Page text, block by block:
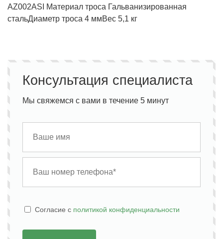
AZ002ASI
Материал троса Гальванизированная
стальДиаметр троса 4 ммВес 5,1 кг
Консультация специалиста
Мы свяжемся с вами в течение 5 минут
Cогласие с политикой конфиденциальности